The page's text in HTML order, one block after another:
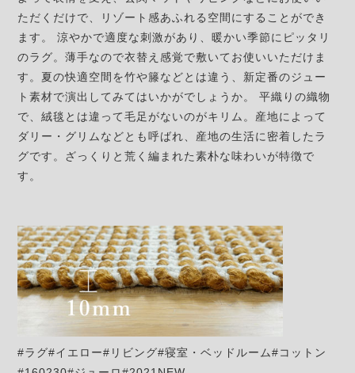
ただくだけで、リゾート感あふれる空間にすることができ
ます。 涼やかで適度な刺激があり、暖かい季節にピッタリ
のラグ。薄手なので衣替え感覚で敷いてお使いいただけま
す。夏の快適空間を竹や籐などとは違う、新定番のジュー
ト素材で演出してみてはいかがでしょうか。 平織りの織物
で、絨毯とは違って毛足がないのがキリム。産地によって
ダリー・グリムなどとも呼ばれ、産地の生活に密着したラ
グです。ざっくりと荒く編まれた素朴な味わいが特徴で
す。
#ラグ#イエロー#リビング#寝室・ベッドルーム#コットン